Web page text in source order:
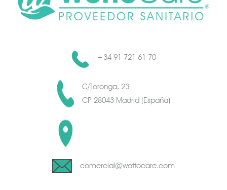
+34 91 721 61 70
C/Toronga, 23
CP 28043 Madrid (España)
comercial@wottocare.com